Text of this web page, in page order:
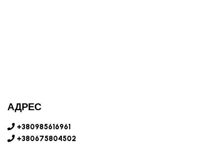
АДРЕС
+380985616961
+380675804502